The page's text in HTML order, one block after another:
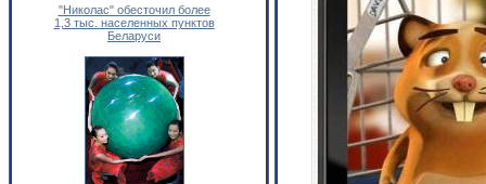
"Николас" обесточил более
1,3 тыс. населенных пунктов
Беларуси